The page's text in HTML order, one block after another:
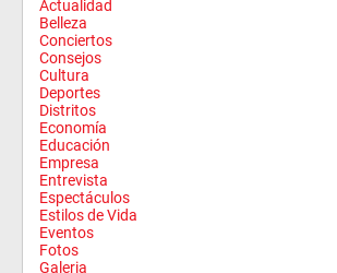
Actualidad
Belleza
Conciertos
Consejos
Cultura
Deportes
Distritos
Economía
Educación
Empresa
Entrevista
Espectáculos
Estilos de Vida
Eventos
Fotos
Galeria